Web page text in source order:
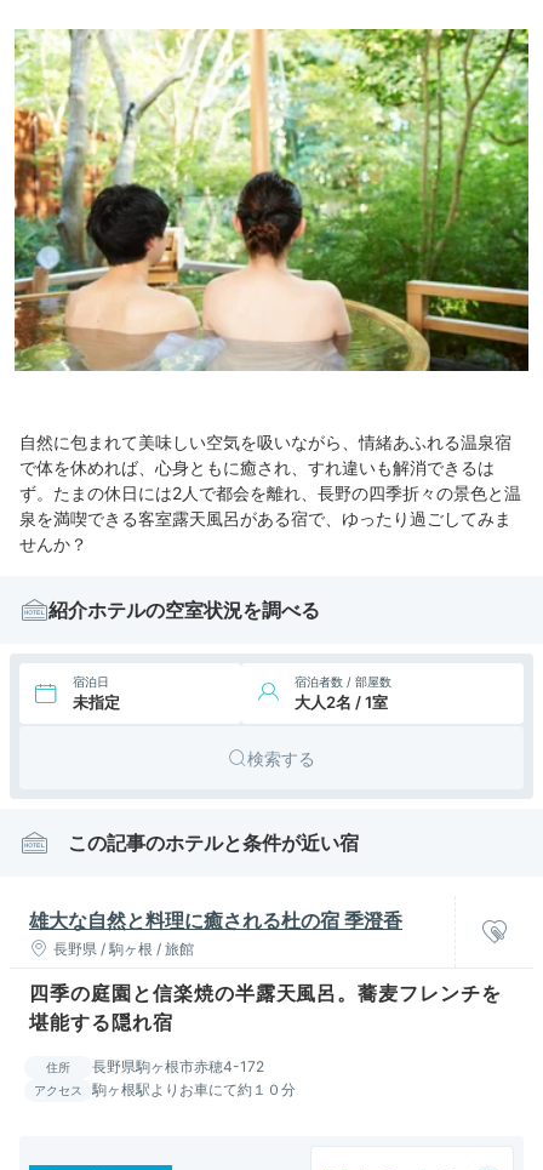
自然に包まれて美味しい空気を吸いながら、情緒あふれる温泉宿
で体を休めれば、心身ともに癒され、すれ違いも解消できるは
ず。たまの休日には2人で都会を離れ、長野の四季折々の景色と温
泉を満喫できる客室露天風呂がある宿で、ゆったり過ごしてみま
せんか？
紹介ホテルの空室状況を調べる
宿泊日
未指定
宿泊者数 / 部屋数
大人2名 / 1室
検索する
この記事のホテルと条件が近い宿
雄大な自然と料理に癒される杜の宿 季澄香
長野県 / 駒ヶ根 / 旅館
四季の庭園と信楽焼の半露天風呂。蕎麦フレンチを
堪能する隠れ宿
住所 長野県駒ヶ根市赤穂4-172
アクセス 駒ヶ根駅よりお車にて約１０分